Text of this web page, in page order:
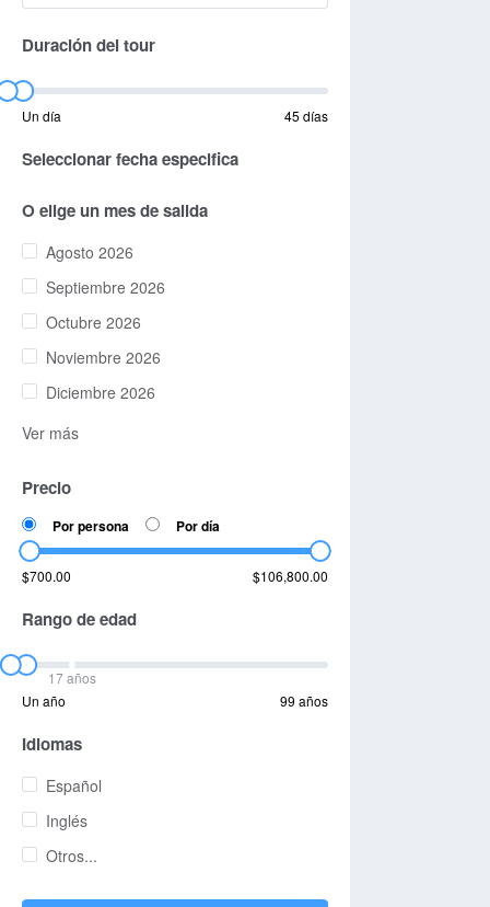
Duración del tour
Un día 45 días
Seleccionar fecha especifica
O elige un mes de salida
Agosto 2026
Septiembre 2026
Octubre 2026
Noviembre 2026
Diciembre 2026
Ver más
Precio
Por persona Por día
$700.00 $106,800.00
Rango de edad
17 años
Un año
99 años
Idiomas
Español
Inglés
Otros...